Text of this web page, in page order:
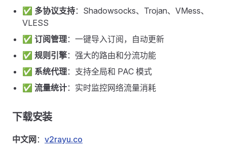
✅ 多协议支持：Shadowsocks、Trojan、VMess、
VLESS
✅ 订阅管理：一键导入订阅，自动更新
✅ 规则引擎：强大的路由和分流功能
✅ 系统代理：支持全局和 PAC 模式
✅ 流量统计：实时监控网络流量消耗
下载安装
中文网 ： v2rayu.co